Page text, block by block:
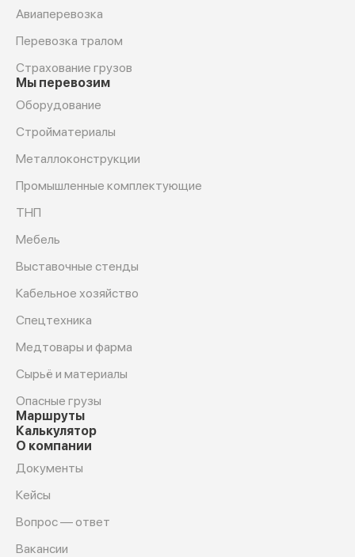
Авиаперевозка
Перевозка тралом
Страхование грузов
Мы перевозим
Оборудование
Cтройматериалы
Металлоконструкции
Промышленные комплектующие
ТНП
Мебель
Выставочные стенды
Кабельное хозяйство
Спецтехника
Медтовары и фарма
Сырьё и материалы
Опасные грузы
Маршруты
Калькулятор
О компании
Документы
Кейсы
Вопрос — ответ
Вакансии